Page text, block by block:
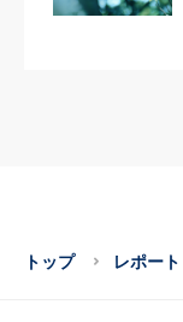
トップ レポー